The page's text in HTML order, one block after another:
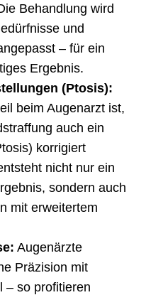
Behandlung wird
und
– für ein
Ergebnis.
(Ptosis):
beim Augenarzt ist,
auch ein
korrigiert
nicht nur ein
sondern auch
mit erweitertem
Augenärzte
Präzision mit
– so profitieren